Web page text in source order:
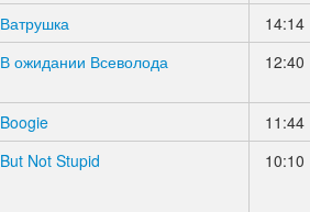
Ватрушка
14:14
В ожидании Всеволода 12:40
Boogie
11:44
But Not Stupid 10:10